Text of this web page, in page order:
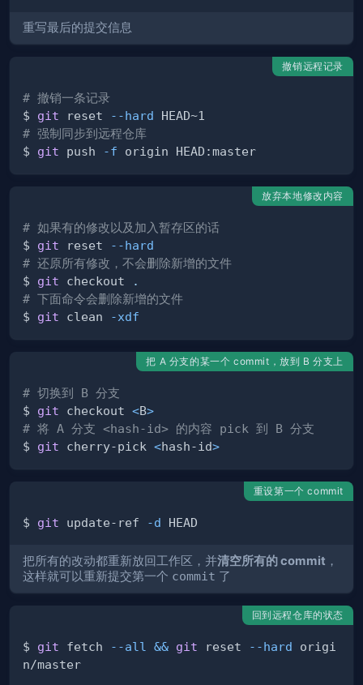
重写最后的提交信息
撤销远程记录
# 撤销一条记录
$ git reset --hard
# 强制同步到远程仓库
$ git push -f
放弃本地修改内容
# 如果有的修改以及加入暂存区的话
$ git reset
--hard
# 还原所有修改，不会删除新增的文件
$ git checkout
.
# 下面命令会删除新增的文件
$ git clean -xdf
把 A 分支的某一个 commit，放到 B 分支上
# 切换到 B 分支
$ git checkout <B>
# 将 A 分支 <hash-id> 的内容 pick 到 B 分支
$ git cherry-pick <hash-id>
重设第一个 commit
$ git update-ref -d
把所有的改动都重新放回工作区，并清空所有的 commit ，
这样就可以重新提交第一个 commit 了
回到远程仓库的状态
$ git fetch --all && git reset --hard origi